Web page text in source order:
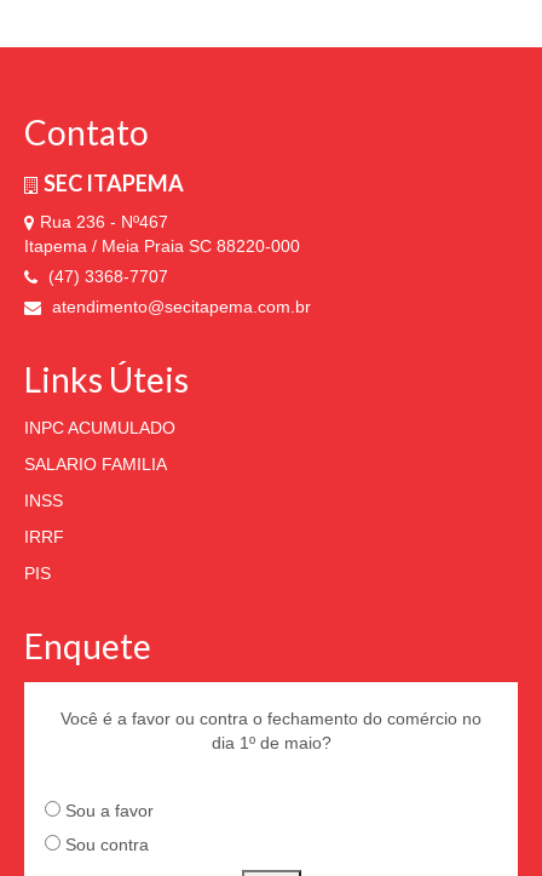
Contato
SEC ITAPEMA
Rua 236 - Nº467
Itapema / Meia Praia SC 88220-000
(47) 3368-7707
atendimento@secitapema.com.br
Links Úteis
INPC ACUMULADO
SALARIO FAMILIA
INSS
IRRF
PIS
Enquete
Você é a favor ou contra o fechamento do comércio no
dia 1º de maio?
Sou a favor
Sou contra